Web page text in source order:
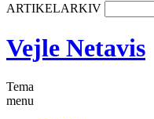
ARTIKELARKIV
Vejle Netavis
Tema
menu